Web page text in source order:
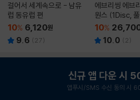
걸어서 세계속으로 - 남유
럽 동유럽 편
10% 6,120원
9.6 ( 27)
에브리씽 에브
원스 (1Disc,
판) : 블루레이
10%
10.0 ( 2)
신규 앱 다운 시
앱푸시/SMS 수신 동의 시